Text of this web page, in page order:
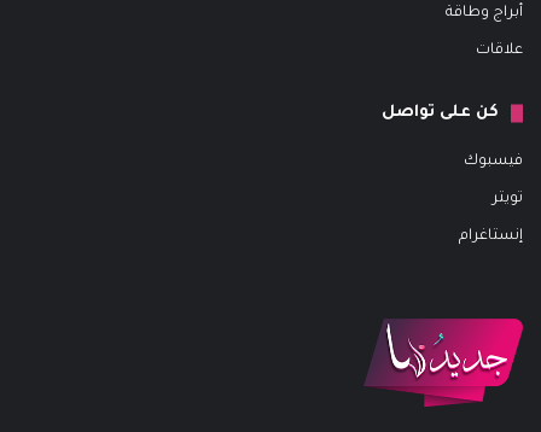
أبراج وطاقة
علاقات
كن على تواصل
فيسبوك
تويتر
إنستاغرام